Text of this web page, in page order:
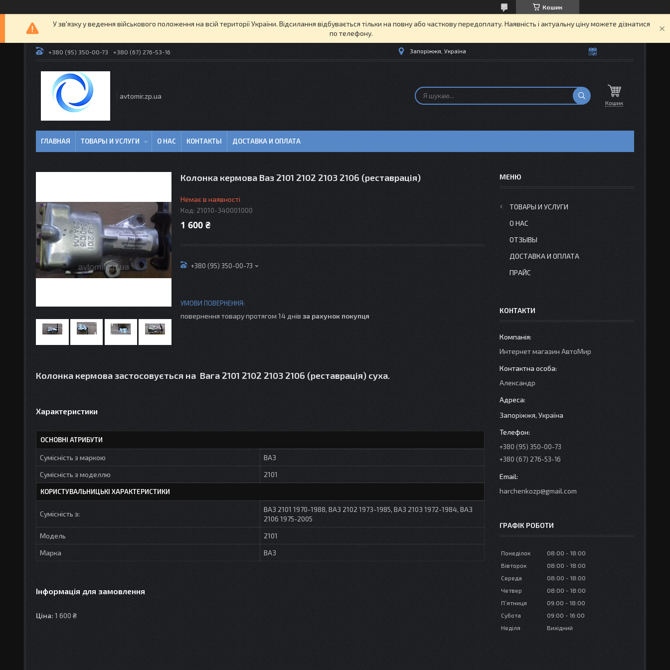
Кошик
У зв'язку у ведення військового положення на всій території України. Відсилання відбувається тільки на повну або часткову передоплату. Наявність і актуальну ціну можете дізнатися
по телефону.
+380 (95) 350-00-73 +380 (67) 276-53-16 Запоріжжя, Україна
avtomir.zp.ua
Кошик
ГЛАВНАЯ ТОВАРЫ И УСЛУГИ О НАС КОНТАКТЫ ДОСТАВКА И ОПЛАТА
Колонка кермова Ваз 2101 2102 2103 2106 (реставрація)
Немає в наявності
Код: 21010-340001000
1 600 ₴
+380 (95) 350-00-73
повернення товару протягом 14 днів за рахунок покупця
Колонка кермова застосовується на Вага 2101 2102 2103 2106 (реставрація) суха.
Характеристики
ОСНОВНІ АТРИБУТИ
Сумісність з маркою
ВАЗ
Сумісність з моделлю
2101
КОРИСТУВАЛЬНИЦЬКІ ХАРАКТЕРИСТИКИ
Сумісність з:
ВАЗ 2101 1970-1988, ВАЗ 2102 1973-1985, ВАЗ 2103 1972-1984, ВАЗ
2106 1975-2005
Модель
2101
Марка
ВАЗ
Інформація для замовлення
Ціна: 1 600 ₴
ТОВАРЫ И УСЛУГИ
О НАС
ОТЗЫВЫ
ДОСТАВКА И ОПЛАТА
ПРАЙС
КОНТАКТИ
Интернет магазин АвтоМир
Александр
Запоріжжя, Україна
+380 (95) 350-00-73
+380 (67) 276-53-16
harchenkozp@gmail.com
ГРАФІК РОБОТИ
Понеділок 08:00
18:00
Вівторок
08:00
18:00
Середа
08:00
18:00
Четвер
08:00
18:00
Пʼятниця
09:00
18:00
Субота
09:00
16:00
Неділя
Вихідний